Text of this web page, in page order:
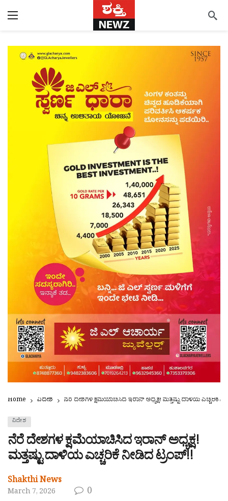
Home ವಿದೇಶ ನೆರೆ ದೇಶಗಳ ಕ್ಷಮೆಯಾಚಿಸಿದ ಇರಾನ್ ಅಧ್ಯಕ್ಷ! ಮತ್ತಷ್ಟು ದಾಳಿಯ ಎಚ್ಚರಿಕೆ
ವಿದೇಶ
ನೆರೆ ದೇಶಗಳ ಕ್ಷಮೆಯಾಚಿಸಿದ ಇರಾನ್ ಅಧ್ಯಕ್ಷ!
ಮತ್ತಷ್ಟು ದಾಳಿಯ ಎಚ್ಚರಿಕೆ ನೀಡಿದ ಟ್ರಂಪ್!!
Shakthi News
March 7, 2026 0